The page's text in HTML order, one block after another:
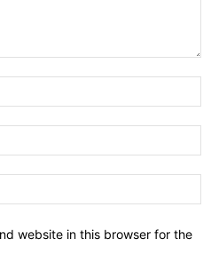
website in this browser for the